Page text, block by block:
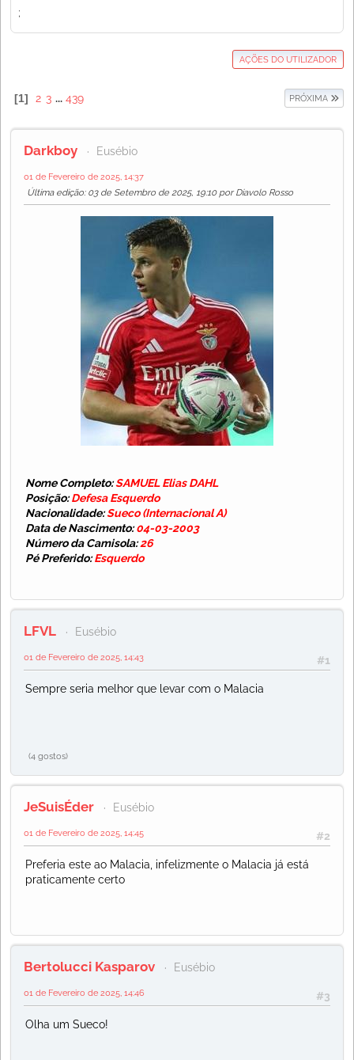
;
AÇÕES DO UTILIZADOR
1 2 3 ... 439 PRÓXIMA
Darkboy Eusébio
01 de Fevereiro de 2025, 14:37
Última edição: 03 de Setembro de 2025, 19:10 por Diavolo Rosso
Nome Completo:SAMUEL Elias DAHL
Posição:Defesa Esquerdo
Nacionalidade:Sueco (Internacional A)
Data de Nascimento:04-03-2003
Número da Camisola:26
Pé Preferido:Esquerdo
LFVL Eusébio
#1
01 de Fevereiro de 2025, 14:43
Sempre seria melhor que levar com o Malacia
(4 gostos)
JeSuisÉder Eusébio
#2
01 de Fevereiro de 2025, 14:45
Preferia este ao Malacia, infelizmente o Malacia já está
praticamente certo
Bertolucci Kasparov Eusébio
#3
01 de Fevereiro de 2025, 14:46
Olha um Sueco!